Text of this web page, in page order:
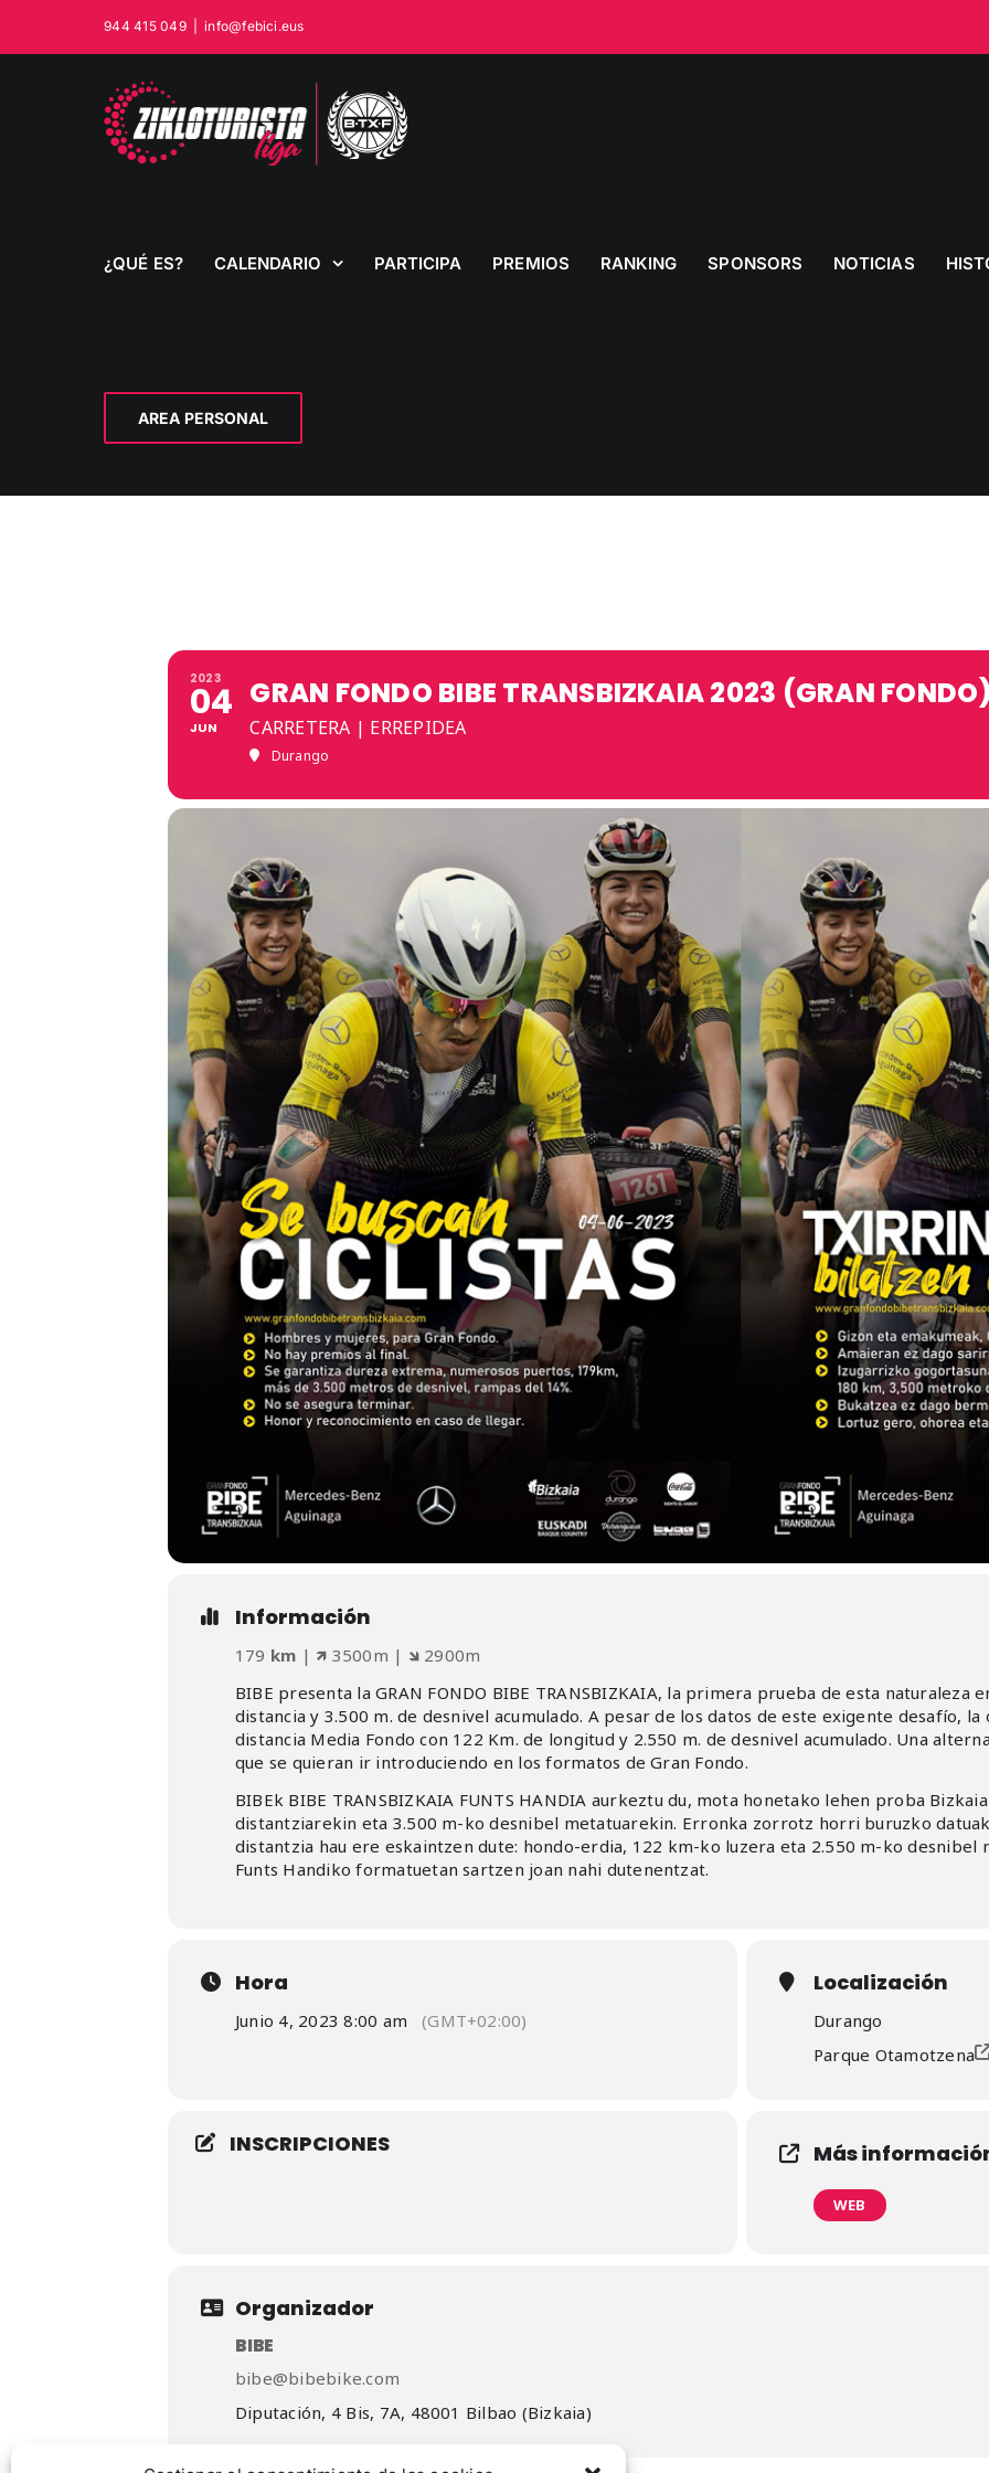
944 415 049 info@febici.eus
¿QUÉ ES? CALENDARIO PARTICIPA PREMIOS RANKING SPONSORS NOTICIAS
AREA PERSONAL
2023
04
JUN
GRAN FONDO BIBE TRANSBIZKAIA 2023 (GRAN
CARRETERA | ERREPIDEA
Durango
Información
179 km | 🡽 3500m | 🡾 2900m
BIBE presenta la GRAN FONDO BIBE TRANSBIZKAIA, la primera prueba de esta naturaleza
distancia y 3.500 m. de desnivel acumulado. A pesar de los datos de este exigente desafío,
distancia Media Fondo con 122 Km. de longitud y 2.550 m. de desnivel acumulado. Una
que se quieran ir introduciendo en los formatos de Gran Fondo.
BIBEk BIBE TRANSBIZKAIA FUNTS HANDIA aurkeztu du, mota honetako lehen proba
distantziarekin eta 3.500 m-ko desnibel metatuarekin. Erronka zorrotz horri buruzko
distantzia hau ere eskaintzen dute: hondo-erdia, 122 km-ko luzera eta 2.550 m-ko desnibel
Funts Handiko formatuetan sartzen joan nahi dutenentzat.
Hora
Junio 4, 2023 8:00 am (GMT+02:00)
Localización
Durango
Parque Otamotzena
INSCRIPCIONES Más
WEB
Organizador
BIBE
bibe@bibebike.com
Diputación, 4 Bis, 7A, 48001 Bilbao (Bizkaia)